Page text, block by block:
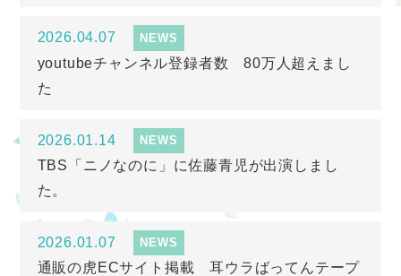
2026.04.07 NEWS
youtubeチャンネル登録者数 80万人超えまし
た
2026.01.14 NEWS
TBS「ニノなのに」に佐藤青児が出演しまし
た。
2026.01.07 NEWS
通販の虎ECサイト掲載 耳ウラばってんテープ